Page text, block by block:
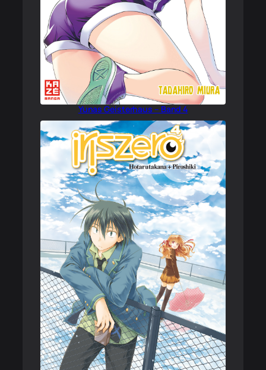
Yunas Geisterhaus – Band 4